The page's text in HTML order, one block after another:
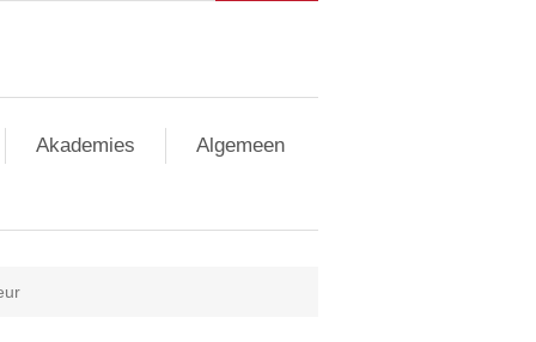
Akademies Algemeen